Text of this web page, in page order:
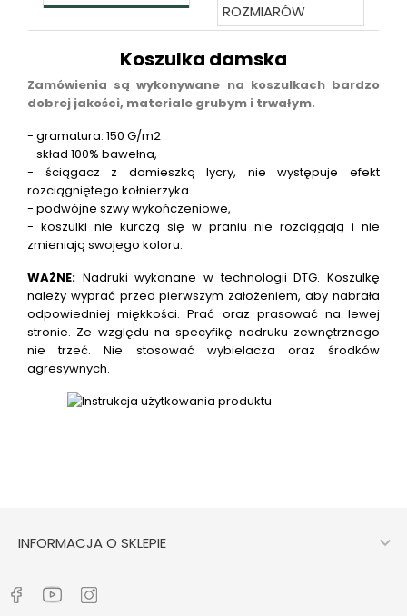
ROZMIARÓW
Koszulka damska
Zamówienia są wykonywane na koszulkach bardzo
dobrej jakości, materiale grubym i trwałym.
- gramatura: 150 G/m2
- skład 100% bawełna,
- ściągacz z domieszką lycry, nie występuje efekt
rozciągniętego kołnierzyka
- podwójne szwy wykończeniowe,
- koszulki nie kurczą się w praniu nie rozciągają i nie
zmieniają swojego koloru.
WAŻNE: Nadruki wykonane w technologii DTG. Koszulkę
należy wyprać przed pierwszym założeniem, aby nabrała
odpowiedniej miękkości. Prać oraz prasować na lewej
stronie. Ze względu na specyfikę nadruku zewnętrznego
nie trzeć. Nie stosować wybielacza oraz środków
agresywnych.
INFORMACJA O SKLEPIE 